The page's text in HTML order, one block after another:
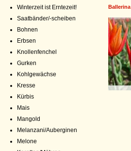
Winterzeit ist Erntezeit!
Saatbänder/-scheiben
Bohnen
Erbsen
Knollenfenchel
Gurken
Kohlgewächse
Kresse
Kürbis
Mais
Mangold
Melanzani/Auberginen
Melone
Ballerina